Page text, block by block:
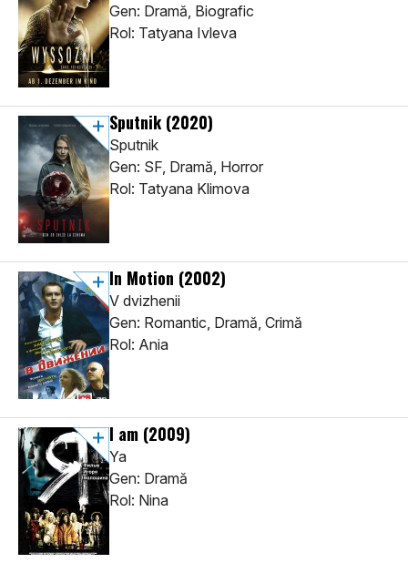
Gen: Dramă, Biografic
Rol: Tatyana Ivleva
Sputnik (2020)
Sputnik
Gen: SF, Dramă, Horror
Rol: Tatyana Klimova
In Motion (2002)
V dvizhenii
Gen: Romantic, Dramă, Crimă
Rol: Ania
I am (2009)
Ya
Gen: Dramă
Rol: Nina